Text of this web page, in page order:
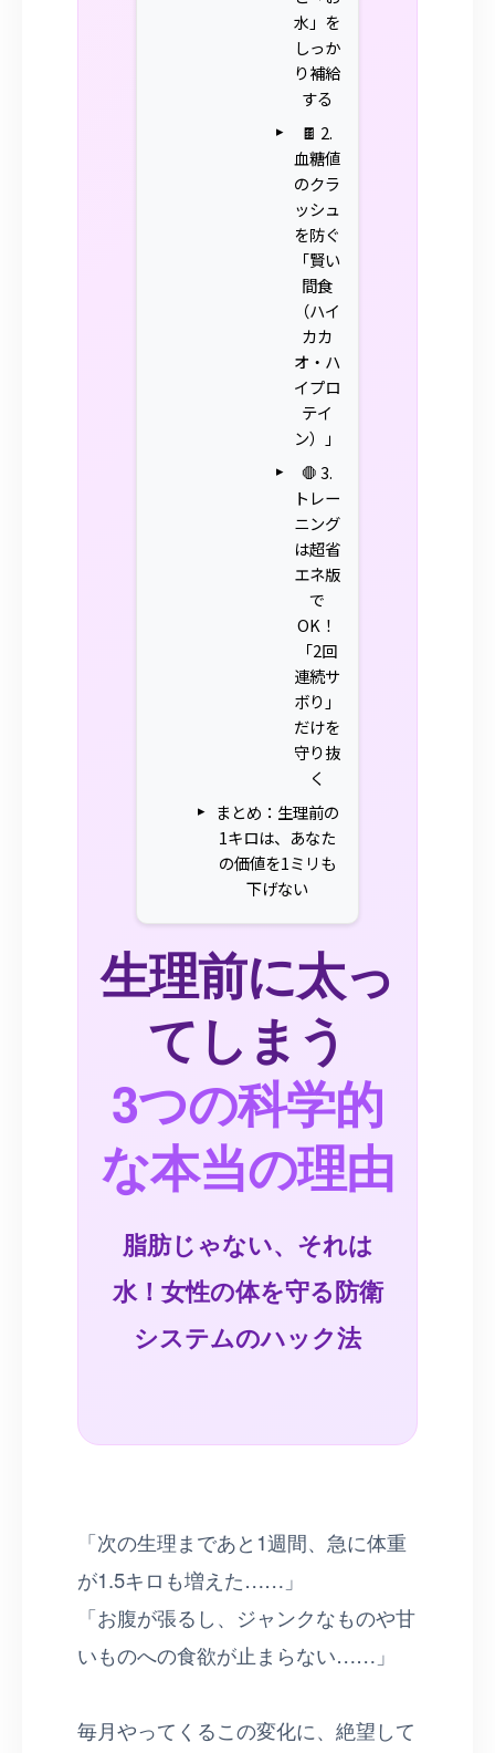
水」を
しっか
り補給
する
🍫 2.
血糖値
のクラ
ッシュ
を防ぐ
「賢い
間食
（ハイ
カカ
オ・ハ
イプロ
テイ
ン）」
🛑 3.
トレー
ニング
は超省
エネ版
で
OK！
「2回
連続サ
ボり」
だけを
守り抜
く
まとめ：生理前の
1キロは、あなた
の価値を1ミリも
下げない
生理前に太っ
てしまう
3つの科学的
な本当の理由
脂肪じゃない、それは
水！女性の体を守る防衛
システムのハック法
「次の生理まであと1週間、急に体重
が1.5キロも増えた……」
「お腹が張るし、ジャンクなものや甘
いものへの食欲が止まらない……」
毎月やってくるこの変化に、絶望して